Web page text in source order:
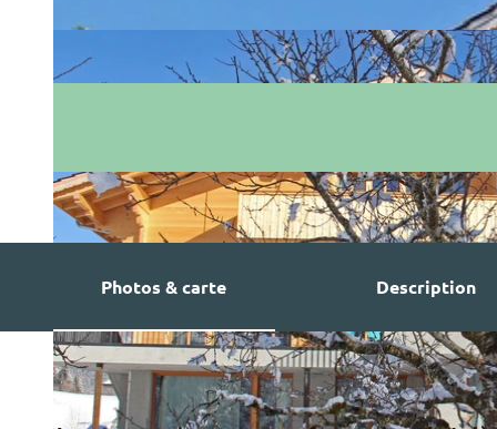
Photos & carte Description